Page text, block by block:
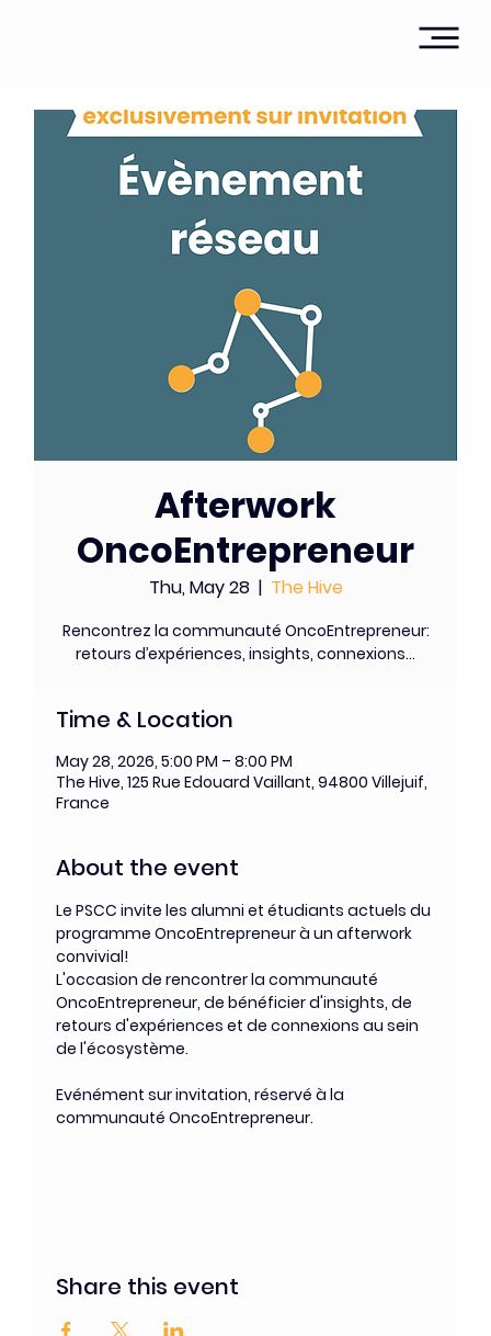
Afterwork
OncoEntrepreneur
Thu, May 28
  |
The Hive
Rencontrez la communauté OncoEntrepreneur:
retours d’expériences, insights, connexions...
Time & Location
May 28, 2026, 5:00 PM – 8:00 PM
The Hive, 125 Rue Edouard Vaillant, 94800 Villejuif,
France
About the event
Le PSCC invite les alumni et étudiants actuels du
programme OncoEntrepreneur à un afterwork
convivial!
L'occasion de rencontrer la communauté
OncoEntrepreneur, de bénéficier d'insights, de
retours d'expériences et de connexions au sein
de l'écosystème.
Evénément sur invitation, réservé à la
communauté OncoEntrepreneur.
Share this event